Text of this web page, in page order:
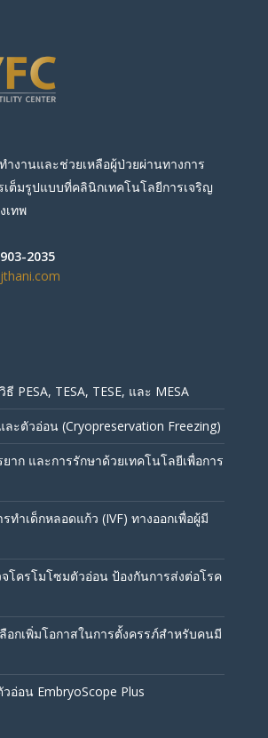
งานและช่วยเหลือผู้ป่วยผ่านทางการ
ต็มรูปแบบที่คลินิกเทคโนโลยีการเจริญ
เทพ
2035
PESA, TESA, TESE, และ MESA
ะตัวอ่อน (Cryopreservation Freezing)
าก และการรักษาด้วยเทคโนโลยีเพื่อการ
ทำเด็กหลอดแก้ว (IVF) ทางออกเพื่อผู้มี
จโครโมโซมตัวอ่อน ป้องกันการส่งต่อโรค
อกเพิ่มโอกาสในการตั้งครรภ์สำหรับคนมี
วอ่อน EmbryoScope Plus